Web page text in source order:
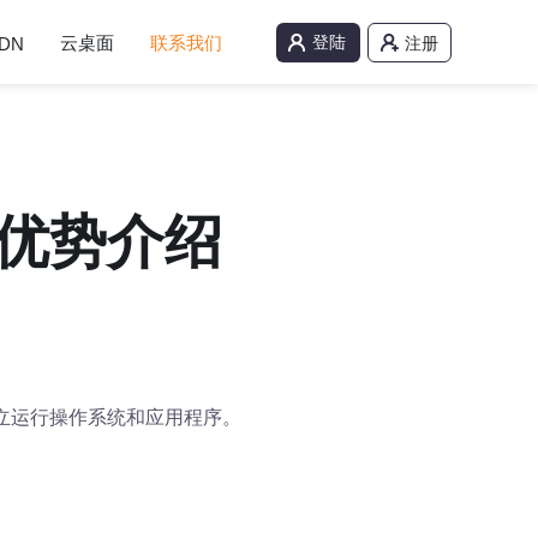
云桌面 联系我们 登陆 注册
势介绍
行操作系统和应用程序。